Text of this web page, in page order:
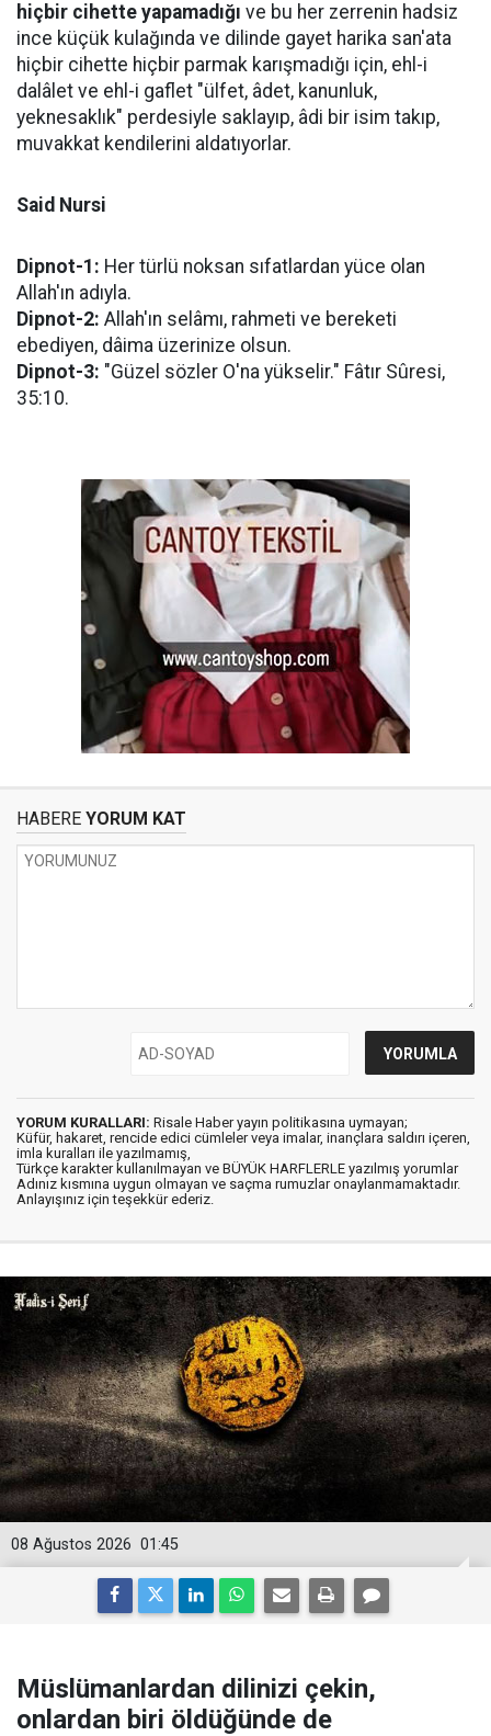
hiçbir cihette yapamadığı ve bu her zerrenin hadsiz
ince küçük kulağında ve dilinde gayet harika san'ata
hiçbir cihette hiçbir parmak karışmadığı için, ehl-i
dalâlet ve ehl-i gaflet "ülfet, âdet, kanunluk,
yeknesaklık" perdesiyle saklayıp, âdi bir isim takıp,
muvakkat kendilerini aldatıyorlar.
Said Nursi
Dipnot-1: Her türlü noksan sıfatlardan yüce olan
Allah'ın adıyla.
Dipnot-2: Allah'ın selâmı, rahmeti ve bereketi
ebediyen, dâima üzerinize olsun.
Dipnot-3: "Güzel sözler O'na yükselir." Fâtır Sûresi,
35:10.
HABERE YORUM KAT
YORUM KURALLARI: Risale Haber yayın politikasına uymayan;
Küfür, hakaret, rencide edici cümleler veya imalar, inançlara saldırı içeren,
imla kuralları ile yazılmamış,
Türkçe karakter kullanılmayan ve BÜYÜK HARFLERLE yazılmış yorumlar
Adınız kısmına uygun olmayan ve saçma rumuzlar onaylanmamaktadır.
Anlayışınız için teşekkür ederiz.
01:45
08 Ağustos 2026
Müslümanlardan dilinizi çekin,
onlardan biri öldüğünde de